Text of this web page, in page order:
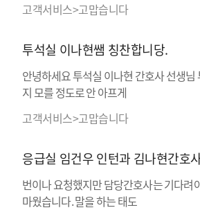
고객서비스>고맙습니다
투석실 이나현쌤 칭찬합니당.
안녕하세요 투석실 이나현 간호사 선생
지 모를 정도로 안 아프게
고객서비스>고맙습니다
응급실 임건우 인턴과 김나현간호
번이나 요청했지만 담당간호사는 기다려
마웠습니다. 말을 하는 태도